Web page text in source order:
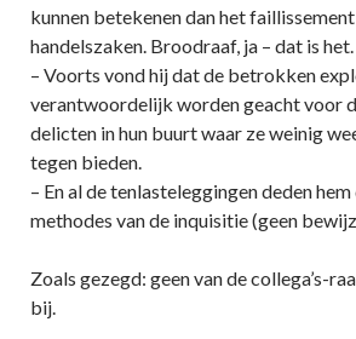
kunnen betekenen dan het
handelszaken. Broodraaf, ja – dat is het.
– Voorts vond hij dat de betrokken
verantwoordelijk worden geacht voor
delicten in hun buurt waar ze weinig
tegen bieden.
– En al de tenlasteleggingen deden hem
methodes van de inquisitie (geen
Zoals gezegd: geen van de collega’s-
bij.